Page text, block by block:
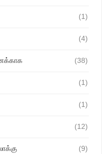
(1)
(4)
(38)
(1)
(1)
(12)
(9)